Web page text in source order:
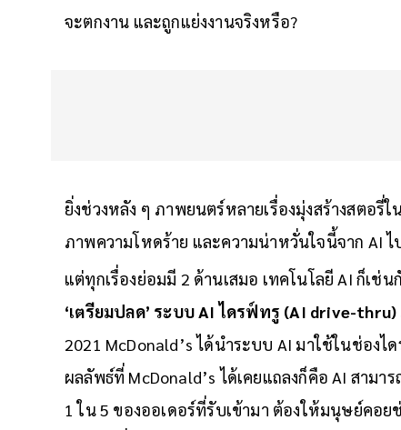
จะตกงาน และถูกแย่งงานจริงหรือ?
ยิ่งช่วงหลัง ๆ ภาพยนตร์หลายเรื่องมุ่งสร้างสตอรี่
ภาพความโหดร้าย และความน่าหวั่นใจนี้จาก AI
แต่ทุกเรื่องย่อมมี 2 ด้านเสมอ เทคโนโลยี AI ก็เช่
‘เตรียมปลด’ ระบบ AI ไดรฟ์ทรู (AI drive-thru)
2021 McDonald’s ได้นำระบบ AI มาใช้ในช่องไ
ผลลัพธ์ที่ McDonald’s ได้เคยแถลงก็คือ AI สามา
1 ใน 5 ของออเดอร์ที่รับเข้ามา ต้องให้มนุษย์คอ